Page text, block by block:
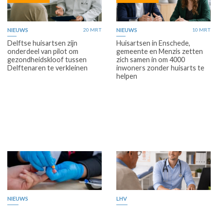
NIEUWS 20 MRT
Delftse huisartsen zijn
onderdeel van pilot om
gezondheidskloof tussen
Delftenaren te verkleinen
NIEUWS 10 MRT
Huisartsen in Enschede,
gemeente en Menzis zetten
zich samen in om 4000
inwoners zonder huisarts te
helpen
Premium
NIEUWS
Premium
LHV